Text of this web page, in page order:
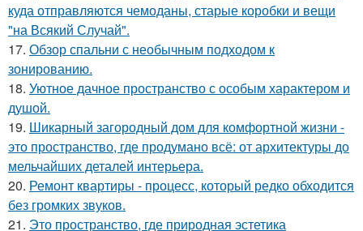
куда отправляются чемоданы, старые коробки и вещи
"на Всякий Случай".
17. Обзор спальни с необычным подходом к
зонированию.
18. Уютное дачное пространство с особым характером и
душой.
19. Шикарный загородный дом для комфортной жизни -
это пространство, где продумано всё: от архитектуры до
мельчайших деталей интерьера.
20. Ремонт квартиры - процесс, который редко обходится
без громких звуков.
21. Это пространство, где природная эстетика